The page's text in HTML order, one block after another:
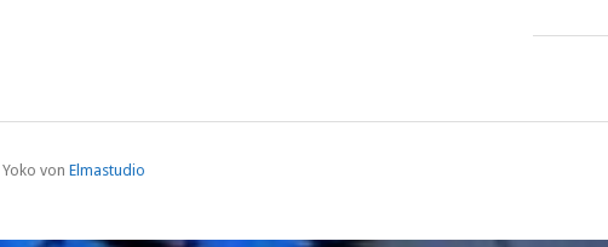
von Elmastudio